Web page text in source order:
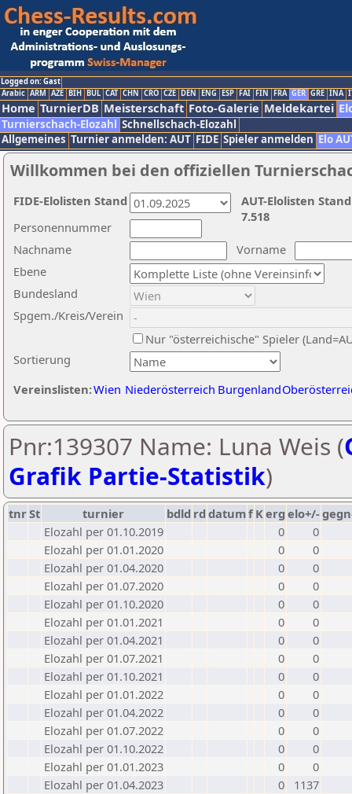
Logged on: Gast
Arabic ARM AZE BIH BUL CAT CHN CRO CZE DEN ENG ESP FAI FIN FRA GER GRE INA
Home TurnierDB Meisterschaft Foto-Galerie Meldekartei
Turnierschach-Elozahl Schnellschach-Elozahl
Allgemeines Turnier anmelden: AUT FIDE Spieler anmelden Elo
Willkommen bei den offiziellen
Nachname
Vorname
Ebene
Sortierung
Personennummer
Bundesland
Spgem./Kreis/Verein
Nur "österreichische" Spieler
Vereinslisten:Wien Niederösterreich Burgenland
AUT-Elolisten
7.518
FIDE-Elolisten Stand
Pnr:139307 Name: Luna Weis (
Grafik Partie-Statistik)
tnrSt turnier bdld rd datumf Kerg elo+/-
Elozahl per 01.10.2019
0
0
Elozahl per 01.01.2020
0
0
Elozahl per 01.04.2020
0
0
Elozahl per 01.07.2020
0
0
Elozahl per 01.10.2020
0
0
Elozahl per 01.01.2021
0
0
Elozahl per 01.04.2021
0
0
Elozahl per 01.07.2021
0
0
Elozahl per 01.10.2021
0
0
Elozahl per 01.01.2022
0
0
Elozahl per 01.04.2022
0
0
Elozahl per 01.07.2022
0
0
Elozahl per 01.10.2022
0
0
Elozahl per 01.01.2023
0
0
Elozahl per 01.04.2023
0
1137